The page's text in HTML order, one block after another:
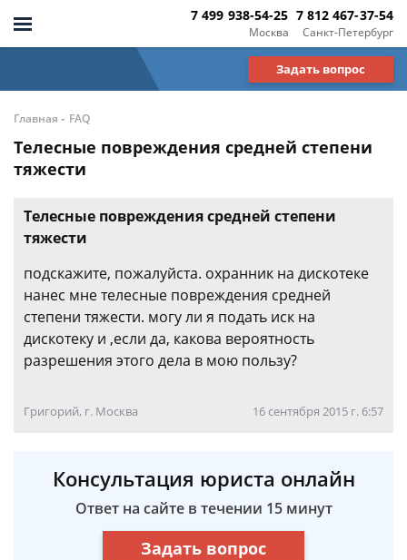
Москва
7 499 938-54-25
Санкт-Петербург
7 812 467-37-54
Задать вопрос
Главная - FAQ
Телесные повреждения средней степени
тяжести
Телесные повреждения средней степени
тяжести
подскажите, пожалуйста. охранник на дискотеке
нанес мне телесные повреждения средней
степени тяжести. могу ли я подать иск на
дискотеку и ,если да, какова вероятность
разрешения этого дела в мою пользу?
Григорий, г. Москва 16 сентября 2015 г. 6:57
Консультация юриста онлайн
Ответ на сайте в течении 15 минут
Задать вопрос